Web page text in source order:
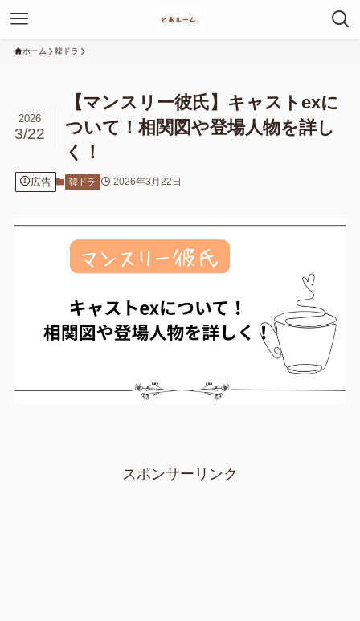
ホーム 韓ドラ
【マンスリー彼氏】キャストexに
ついて！相関図や登場人物を詳し
く！
2026
3/22
広告 韓ドラ 2026年3月22日
スポンサーリンク